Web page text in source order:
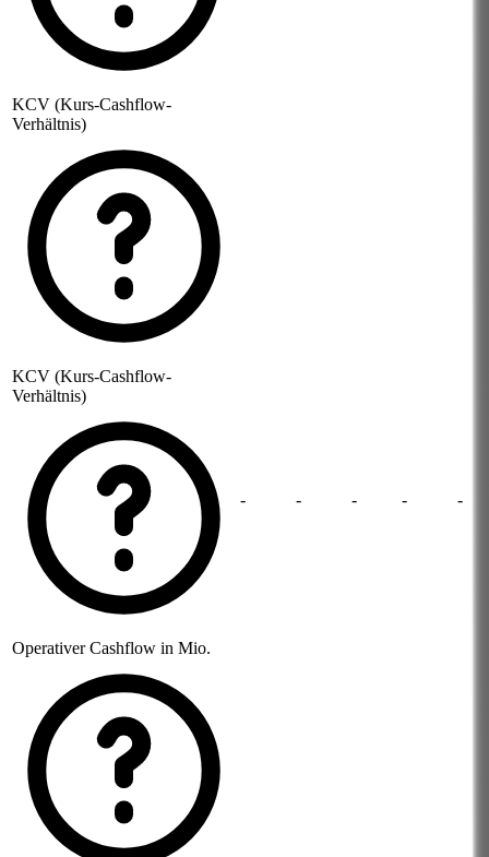
KCV (Kurs-Cashflow-
Verhältnis)
KCV (Kurs-Cashflow-
Verhältnis)
- - - - -
Operativer Cashflow in Mio.